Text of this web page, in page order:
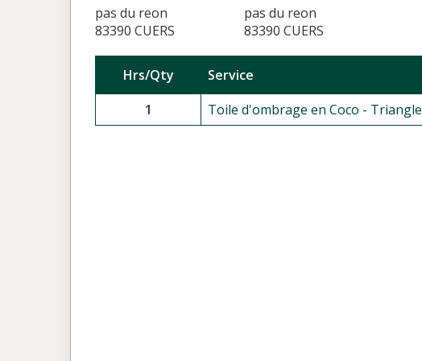
pas du reon
83390 CUERS
pas du reon
83390 CUERS
Hrs/Qty Service
1
Toile d'ombrage en Coco - Triangle